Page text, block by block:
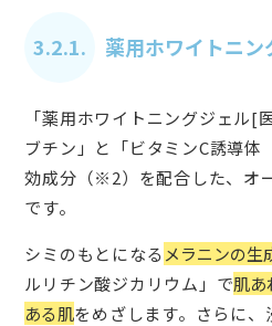
3.2.1. 薬用ホワイトニ
「薬用ホワイトニングジェル[
ブチン」と「ビタミンC誘導
効成分（※2）を配合した、オ
です。
シミのもとになる メラニンの生
ルリチン酸ジカリウム」で肌
ある肌をめざします。さらに